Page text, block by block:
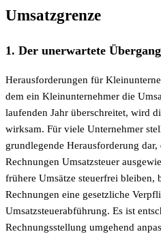
Umsatzgrenze
1. Der unerwartete
Herausforderungen für
dem ein Kleinunternehmer die
laufenden Jahr überschreitet, wird
wirksam. Für viele Unternehmer
grundlegende Herausforderung
Rechnungen Umsatzsteuer
frühere Umsätze steuerfrei bleiben,
Rechnungen eine gesetzliche
Umsatzsteuerabführung. Es ist
Rechnungsstellung umgehend